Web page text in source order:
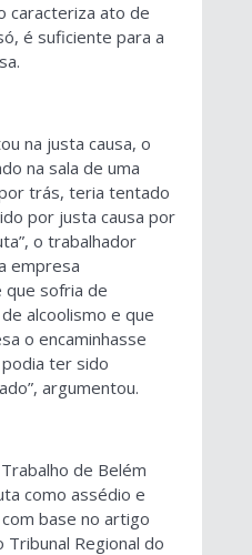
caracteriza ato de
é suficiente para a
na justa causa, o
na sala de uma
trás, teria tentado
por justa causa por
o trabalhador
empresa
que sofria de
alcoolismo e que
o encaminhasse
ter sido
argumentou.
de Belém
como assédio e
base no artigo
Tribunal Regional do